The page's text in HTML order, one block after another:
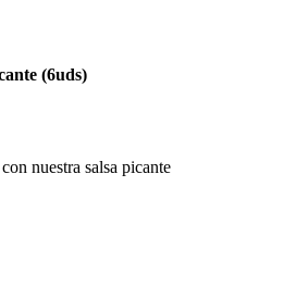
(6uds)
nuestra salsa picante